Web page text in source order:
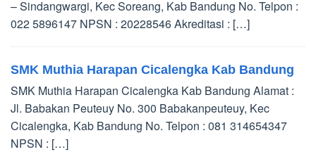
– Sindangwargi, Kec Soreang, Kab Bandung No. Telpon :
022 5896147 NPSN : 20228546 Akreditasi : […]
SMK Muthia Harapan Cicalengka Kab Bandung
SMK Muthia Harapan Cicalengka Kab Bandung Alamat :
Jl. Babakan Peuteuy No. 300 Babakanpeuteuy, Kec
Cicalengka, Kab Bandung No. Telpon : 081 314654347
NPSN : […]